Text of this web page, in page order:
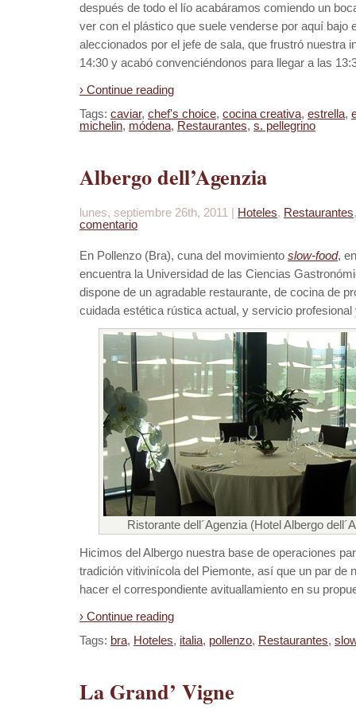
después de todo el lío acabáramos comiendo un
ver con el plástico que suele venderse por aquí bajo
aleccionados por el jefe de sala, que frustró nuestra
14:30 y acabó convenciéndonos para llegar a las
› Continue reading
Tags: caviar, chef's choice, cocina creativa, estrella,
michelin, módena, Restaurantes, s. pellegrino
Albergo dell’Agenzia
lunes, septiembre 26th, 2011 | Hoteles, Restaurantes
comentario
En Pollenzo (Bra), cuna del movimiento slow-food,
encuentra la Universidad de las Ciencias
dispone de un agradable restaurante, de cocina de
cuidada estética rústica actual, y servicio profesional
Ristorante dell´Agenzia (Hotel Albergo
Hicimos del Albergo nuestra base de operaciones
tradición vitivinícola del Piemonte, así que un par de
hacer el correspondiente avituallamiento en su
› Continue reading
Tags: bra, Hoteles, italia, pollenzo, Restaurantes,
La Grand’ Vigne